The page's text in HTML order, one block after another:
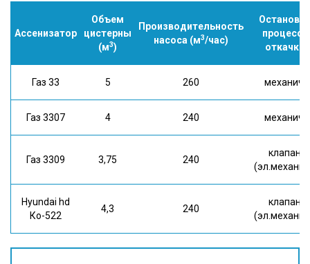
Ассенизатор
Объем
цистерны
(м3)
Производительность
насоса (м3/час)
Остановка
процесса
откачки
Газ 33 5 260 механич.
Газ 3307 4 240 механич.
Газ 3309 3,75 240
клапан
Hyundai hd
Ко-522
4,3 240
клапан